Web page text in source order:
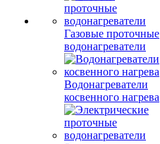
Газовые проточные
водонагреватели
Водонагреватели
косвенного нагрева